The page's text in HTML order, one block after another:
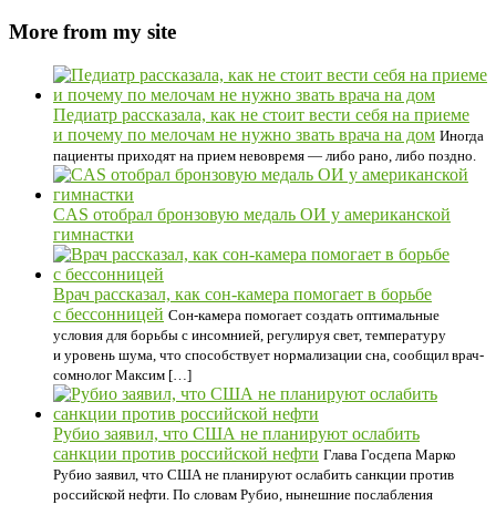
More from my site
Педиатр рассказала, как не стоит вести себя на приеме
и почему по мелочам не нужно звать врача на дом Иногда
пациенты приходят на прием невовремя — либо рано, либо поздно.
CAS отобрал бронзовую медаль ОИ у американской
гимнастки
Врач рассказал, как сон-камера помогает в борьбе
с бессонницей Сон-камера помогает создать оптимальные
условия для борьбы с инсомнией, регулируя свет, температуру
и уровень шума, что способствует нормализации сна, сообщил врач-
сомнолог Максим […]
Рубио заявил, что США не планируют ослабить
санкции против российской нефти Глава Госдепа Марко
Рубио заявил, что США не планируют ослабить санкции против
российской нефти. По словам Рубио, нынешние послабления